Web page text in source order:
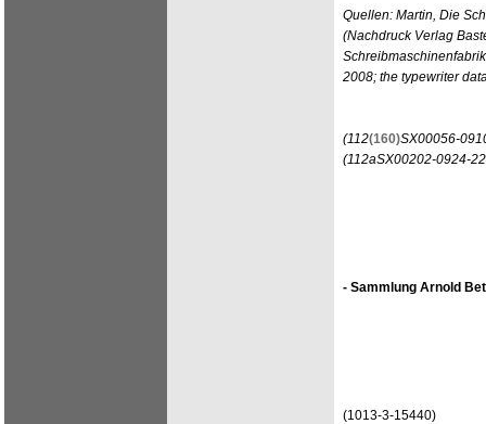
Quellen: Martin, Die
(Nachdruck Verlag
2008; the typewriter
(112(160)SX00056-
(112aSX00202-0924-
- Sammlung Arnold
(1013-3-15440)